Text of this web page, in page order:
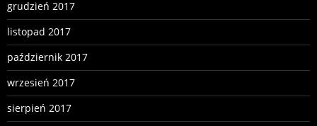
grudzień 2017
listopad 2017
październik 2017
wrzesień 2017
sierpień 2017